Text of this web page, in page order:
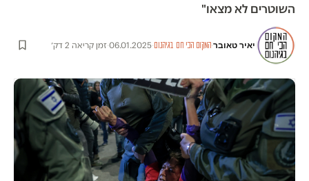
השוטרים לא מצאו"
יאיר טאובר·המקום הכי חם בגיהנום·
06.01.2025
·זמן קריאה 2 דק׳